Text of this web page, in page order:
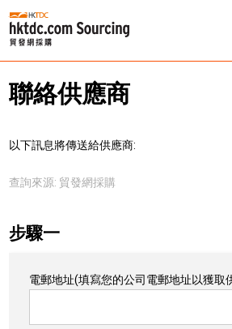
聯絡供應商
以下訊息將傳送給供應商:
查詢來源: 貿發網採購
步驟一
電郵地址(填寫您的公司電郵地址以獲取